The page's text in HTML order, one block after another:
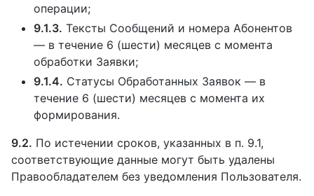
операции;
9.1.3. Тексты Сообщений и номера Абонентов
— в течение 6 (шести) месяцев с момента
обработки Заявки;
9.1.4. Статусы Обработанных Заявок — в
течение 6 (шести) месяцев с момента их
формирования.
9.2. По истечении сроков, указанных в п. 9.1,
соответствующие данные могут быть удалены
Правообладателем без уведомления Пользователя.